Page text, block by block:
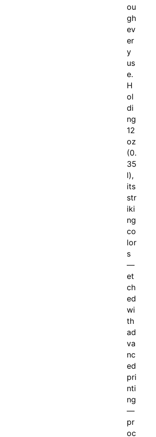
ou
gh
ev
er
y
us
e.
H
ol
di
ng
12
oz
(0.
35
l),
its
str
iki
ng
co
lor
s
—
et
ch
ed
wi
th
ad
va
nc
ed
pri
nti
ng
—
pr
oc